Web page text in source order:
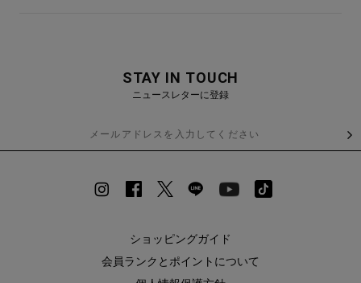
STAY IN TOUCH
ニュースレターに登録
ショッピングガイド
会員ランクとポイントについて